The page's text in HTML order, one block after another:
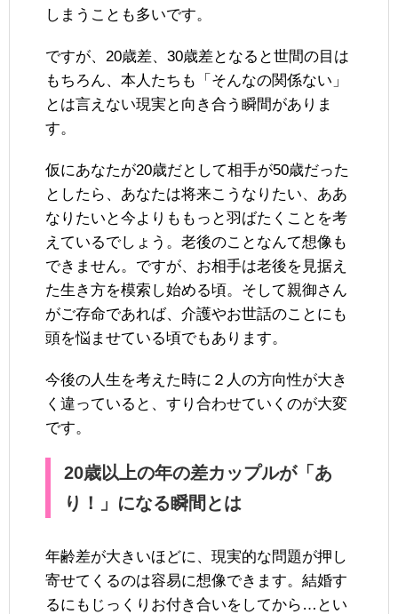
しまうことも多いです。
ですが、20歳差、30歳差となると世間の目は
もちろん、本人たちも「そんなの関係ない」
とは言えない現実と向き合う瞬間がありま
す。
仮にあなたが20歳だとして相手が50歳だった
としたら、あなたは将来こうなりたい、ああ
なりたいと今よりももっと羽ばたくことを考
えているでしょう。老後のことなんて想像も
できません。ですが、お相手は老後を見据え
た生き方を模索し始める頃。そして親御さん
がご存命であれば、介護やお世話のことにも
頭を悩ませている頃でもあります。
今後の人生を考えた時に２人の方向性が大き
く違っていると、すり合わせていくのが大変
です。
20歳以上の年の差カップルが「あ
り！」になる瞬間とは
年齢差が大きいほどに、現実的な問題が押し
寄せてくるのは容易に想像できます。結婚す
るにもじっくりお付き合いをしてから…とい